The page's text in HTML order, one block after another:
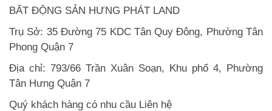
BẤT ĐỘNG SẢN HƯNG PHÁT LAND
Trụ Sở: 35 Đường 75 KDC Tân Quy Đông, Phường Tân
Phong Quận 7
Địa chỉ: 793/66 Trần Xuân Soạn, Khu phố 4, Phường
Tân Hưng Quận 7
Quý khách hàng có nhu cầu Liên hệ